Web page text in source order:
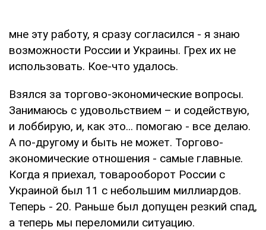
мне эту работу, я сразу согласился - я знаю
возможности России и Украины. Грех их не
использовать. Кое-что удалось.
Взялся за торгово-экономические вопросы.
Занимаюсь с удовольствием – и содействую,
и лоббирую, и, как это... помогаю - все делаю.
А по-другому и быть не может. Торгово-
экономические отношения - самые главные.
Когда я приехал, товарооборот России с
Украиной был 11 с небольшим миллиардов.
Теперь - 20. Раньше был допущен резкий спад,
а теперь мы переломили ситуацию.